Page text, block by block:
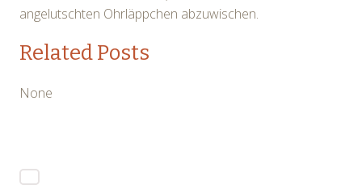
angelutschten Ohrläppchen abzuwischen.
Related Posts
None